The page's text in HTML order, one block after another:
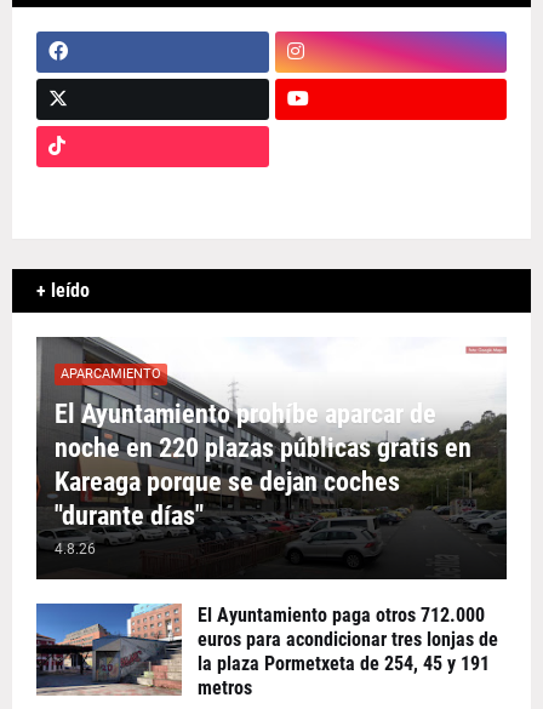
+ leído
APARCAMIENTO
El Ayuntamiento prohíbe aparcar de
noche en 220 plazas públicas gratis en
Kareaga porque se dejan coches
"durante días"
4.8.26
El Ayuntamiento paga otros 712.000
euros para acondicionar tres lonjas de
la plaza Pormetxeta de 254, 45 y 191
metros